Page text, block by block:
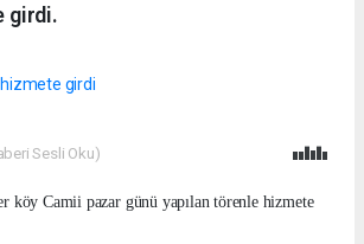
girdi.
Sesli Oku)
köy Camii pazar günü yapılan törenle hizmete